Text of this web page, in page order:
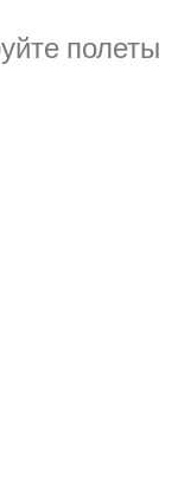
полеты